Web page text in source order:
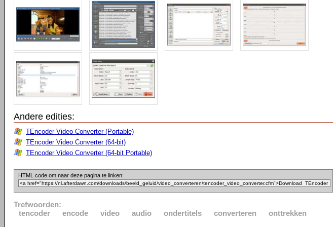
Andere edities:
TEncoder Video Converter (Portable)
TEncoder Video Converter (64-bit)
TEncoder Video Converter (64-bit Portable)
HTML code om naar deze pagina te linken:
Trefwoorden:
tencoder
encode video audio ondertitels converteren onttrekken